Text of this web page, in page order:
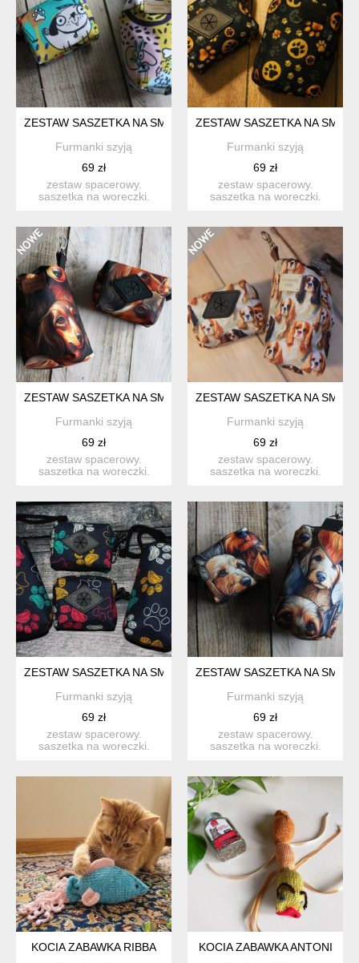
ZESTAW SASZETKA NA SMACZKI I WORECZKI #
Furmanki szyją
69 zł
zestaw spacerowy.
saszetka na woreczki.
ZESTAW SASZETKA NA
Furmanki szyją
69 zł
zestaw spacerowy.
saszetka na woreczki.
ZESTAW SASZETKA NA SMACZKI I WORECZKI # JAMNIK
Furmanki szyją
69 zł
zestaw spacerowy.
saszetka na woreczki.
ZESTAW SASZETKA NA
Furmanki szyją
69 zł
zestaw spacerowy.
saszetka na woreczki.
ZESTAW SASZETKA NA SMACZKI I WORECZKI # ŁAPKI II
Furmanki szyją
69 zł
zestaw spacerowy.
saszetka na woreczki.
ZESTAW SASZETKA NA
Furmanki szyją
69 zł
zestaw spacerowy.
saszetka na woreczki.
KOCIA ZABAWKA RIBBA
KOCIA ZABAWKA ANTONI